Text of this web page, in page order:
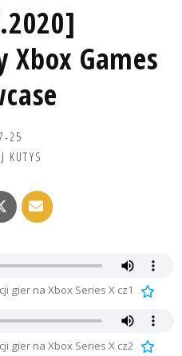
Games
25
KUTYS
gier na Xbox Series X cz1
gier na Xbox Series X cz2